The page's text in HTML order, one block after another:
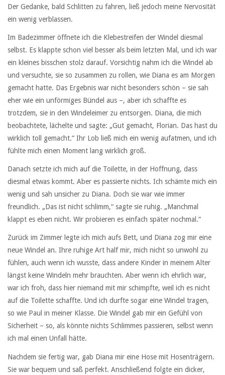
Der Gedanke, bald Schlitten zu fahren, ließ jedoch meine Nervosität
ein wenig verblassen.
Im Badezimmer öffnete ich die Klebestreifen der Windel diesmal
selbst. Es klappte schon viel besser als beim letzten Mal, und ich war
ein kleines bisschen stolz darauf. Vorsichtig nahm ich die Windel ab
und versuchte, sie so zusammen zu rollen, wie Diana es am Morgen
gemacht hatte. Das Ergebnis war nicht besonders schön – sie sah
eher wie ein unförmiges Bündel aus –, aber ich schaffte es
trotzdem, sie in den Windeleimer zu entsorgen. Diana, die mich
beobachtete, lächelte und sagte: „Gut gemacht, Florian. Das hast du
wirklich toll gemacht.“ Ihr Lob ließ mich ein wenig aufatmen, und ich
fühlte mich einen Moment lang wirklich groß.
Danach setzte ich mich auf die Toilette, in der Hoffnung, dass
diesmal etwas kommt. Aber es passierte nichts. Ich schämte mich ein
wenig und sah unsicher zu Diana. Doch sie war wie immer
freundlich. „Das ist nicht schlimm,“ sagte sie ruhig. „Manchmal
klappt es eben nicht. Wir probieren es einfach später nochmal.“
Zurück im Zimmer legte ich mich aufs Bett, und Diana zog mir eine
neue Windel an. Ihre ruhige Art half mir, mich nicht so unwohl zu
fühlen, auch wenn ich wusste, dass andere Kinder in meinem Alter
längst keine Windeln mehr brauchten. Aber wenn ich ehrlich war,
war ich froh, dass hier niemand mit mir schimpfte, weil ich es nicht
auf die Toilette schaffte. Und ich durfte sogar eine Windel tragen,
so wie Paul in meiner Klasse. Die Windel gab mir ein Gefühl von
Sicherheit – so, als könnte nichts Schlimmes passieren, selbst wenn
ich mal einen Unfall hätte.
Nachdem sie fertig war, gab Diana mir eine Hose mit Hosenträgern.
Sie war bequem und saß perfekt. Anschließend folgte ein dicker,